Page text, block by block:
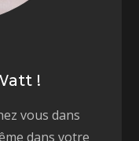
!
vous dans
dans votre